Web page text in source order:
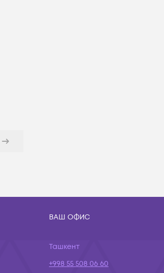
ВАШ ОФИС
Ташкент
+998 55 508 06 60